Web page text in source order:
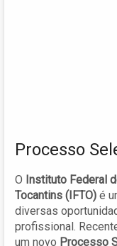
Processo
O Instituto Federal
Tocantins (IFTO) é
diversas
profissional.
um novo Processo